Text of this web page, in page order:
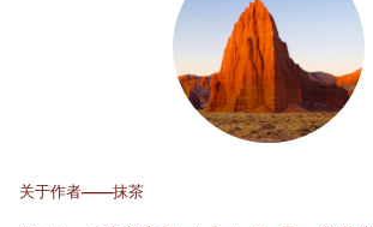
关于作者——抹茶